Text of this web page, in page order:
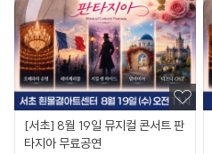
[서초] 8월 19일 뮤지컬 콘서트 판
타지아 무료공연